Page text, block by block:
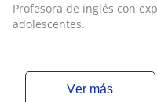
Profesora de inglés con
adolescentes.
ver más